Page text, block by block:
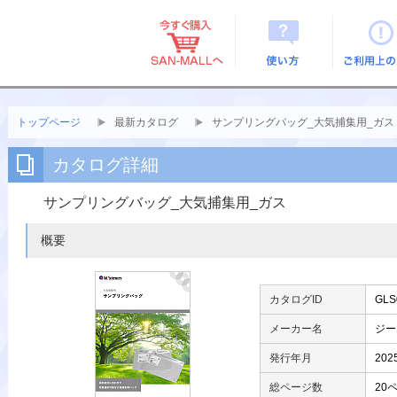
トップページ 最新カタログ サンプリングバッグ_大気捕集用_ガス
カタログ詳細
サンプリングバッグ_大気捕集用_ガス
概要
カタログID
メーカー名 ジ
発行年月
総ページ数 20